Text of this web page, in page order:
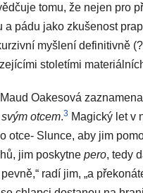
tomu, že nejen pro
a pádu jako zkušenost
myšlení definitivně
stoletími
Oakesová
otcem.3 Magický let v
otce- Slunce, aby jim
jim poskytne pero, tedy
radí jim, „a